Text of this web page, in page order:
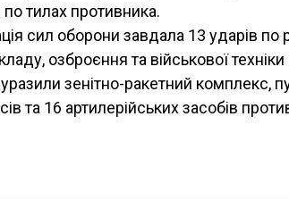
тилах противника.
сил оборони завдала 13 ударів по
озброєння та військової
зенітно-ракетний комплекс,
та 16 артилерійських засобів